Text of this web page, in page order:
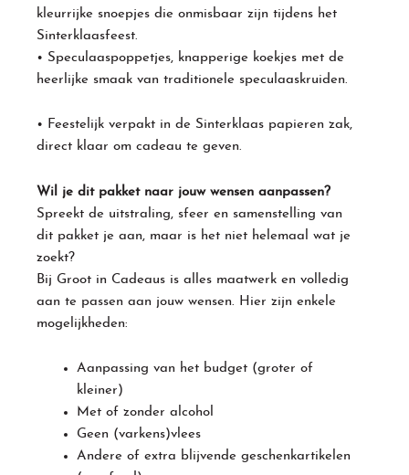
kleurrijke snoepjes die onmisbaar zijn tijdens het
Sinterklaasfeest.
• Speculaaspoppetjes, knapperige koekjes met de
heerlijke smaak van traditionele speculaaskruiden.
• Feestelijk verpakt in de Sinterklaas papieren zak,
direct klaar om cadeau te geven.
Wil je dit pakket naar jouw wensen aanpassen?
Spreekt de uitstraling, sfeer en samenstelling van
dit pakket je aan, maar is het niet helemaal wat je
zoekt?
Bij Groot in Cadeaus is alles maatwerk en volledig
aan te passen aan jouw wensen. Hier zijn enkele
mogelijkheden:
Aanpassing van het budget (groter of
kleiner)
Met of zonder alcohol
Geen (varkens)vlees
Andere of extra blijvende geschenkartikelen